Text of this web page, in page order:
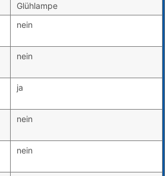
Glühlampe
nein
nein
ja
nein
nein